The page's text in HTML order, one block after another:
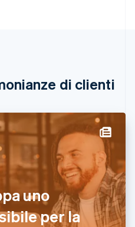
di clienti
uno
per la